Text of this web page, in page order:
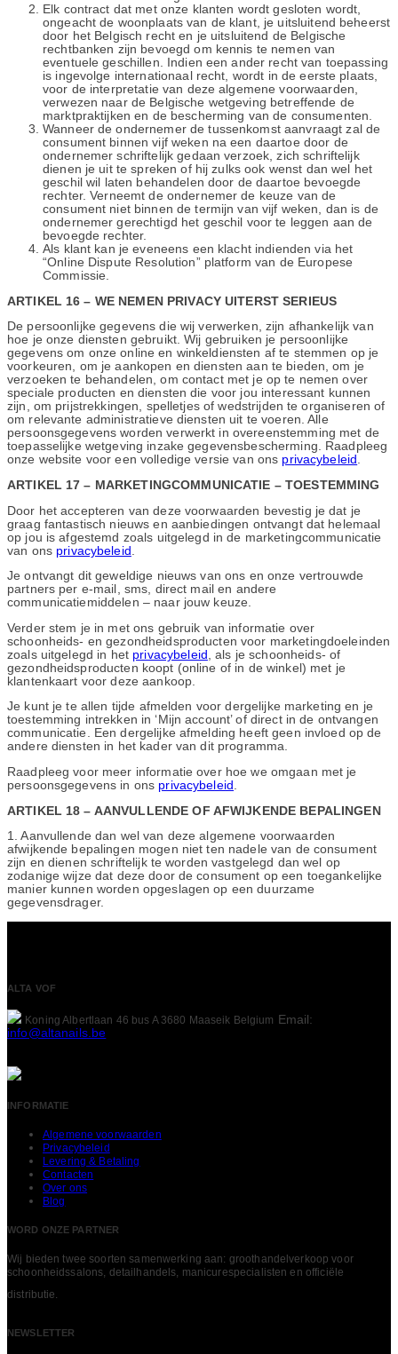
Elk contract dat met onze klanten wordt gesloten wordt,
ongeacht de woonplaats van de klant, je uitsluitend beheerst
door het Belgisch recht en je uitsluitend de Belgische
rechtbanken zijn bevoegd om kennis te nemen van
eventuele geschillen. Indien een ander recht van toepassing
is ingevolge internationaal recht, wordt in de eerste plaats,
voor de interpretatie van deze algemene voorwaarden,
verwezen naar de Belgische wetgeving betreffende de
marktpraktijken en de bescherming van de consumenten.
Wanneer de ondernemer de tussenkomst aanvraagt zal de
consument binnen vijf weken na een daartoe door de
ondernemer schriftelijk gedaan verzoek, zich schriftelijk
dienen je uit te spreken of hij zulks ook wenst dan wel het
geschil wil laten behandelen door de daartoe bevoegde
rechter. Verneemt de ondernemer de keuze van de
consument niet binnen de termijn van vijf weken, dan is de
ondernemer gerechtigd het geschil voor te leggen aan de
bevoegde rechter.
Als klant kan je eveneens een klacht indienden via het
“Online Dispute Resolution” platform van de Europese
Commissie.
ARTIKEL 16 – WE NEMEN PRIVACY UITERST SERIEUS
De persoonlijke gegevens die wij verwerken, zijn afhankelijk van
hoe je onze diensten gebruikt. Wij gebruiken je persoonlijke
gegevens om onze online en winkeldiensten af te stemmen op je
voorkeuren, om je aankopen en diensten aan te bieden, om je
verzoeken te behandelen, om contact met je op te nemen over
speciale producten en diensten die voor jou interessant kunnen
zijn, om prijstrekkingen, spelletjes of wedstrijden te organiseren of
om relevante administratieve diensten uit te voeren. Alle
persoonsgegevens worden verwerkt in overeenstemming met de
toepasselijke wetgeving inzake gegevensbescherming. Raadpleeg
onze website voor een volledige versie van ons privacybeleid .
ARTIKEL 17 – MARKETINGCOMMUNICATIE – TOESTEMMING
Door het accepteren van deze voorwaarden bevestig je dat je
graag fantastisch nieuws en aanbiedingen ontvangt dat helemaal
op jou is afgestemd zoals uitgelegd in de marketingcommunicatie
van ons privacybeleid
Je ontvangt dit geweldige nieuws van ons en onze vertrouwde
partners per e-mail, sms, direct mail en andere
communicatiemiddelen – naar jouw keuze.
Verder stem je in met ons gebruik van informatie over
schoonheids- en gezondheidsproducten voor marketingdoeleinden
zoals uitgelegd in het privacybeleid , als je schoonheids- of
gezondheidsproducten koopt (online of in de winkel) met je
klantenkaart voor deze aankoop.
Je kunt je te allen tijde afmelden voor dergelijke marketing en je
toestemming intrekken in ‘Mijn account’ of direct in de ontvangen
communicatie. Een dergelijke afmelding heeft geen invloed op de
andere diensten in het kader van dit programma.
Raadpleeg voor meer informatie over hoe we omgaan met je
persoonsgegevens in ons privacybeleid
ARTIKEL 18 – AANVULLENDE OF AFWIJKENDE BEPALINGEN
1. Aanvullende dan wel van deze algemene voorwaarden
afwijkende bepalingen mogen niet ten nadele van de consument
zijn en dienen schriftelijk te worden vastgelegd dan wel op
zodanige wijze dat deze door de consument op een toegankelijke
manier kunnen worden opgeslagen op een duurzame
gegevensdrager.
ALTA VOF
Koning Albertlaan 46 bus A 3680 Maaseik Belgium Email:
info@altanails.be
INFORMATIE
Algemene voorwaarden
Privacybeleid
Levering & Betaling
Contacten
Over ons
Blog
WORD ONZE PARTNER
Wij bieden twee soorten samenwerking aan: groothandelverkoop voor
schoonheidssalons, detailhandels, manicurespecialisten en officiële
distributie.
NEWSLETTER